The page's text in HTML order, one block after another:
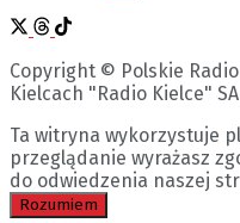
Copyright © Polskie
Kielcach "Radio Kielce"
Ta witryna wykorzystuje
przeglądanie wyrażasz
do odwiedzenia naszej
Rozumiem